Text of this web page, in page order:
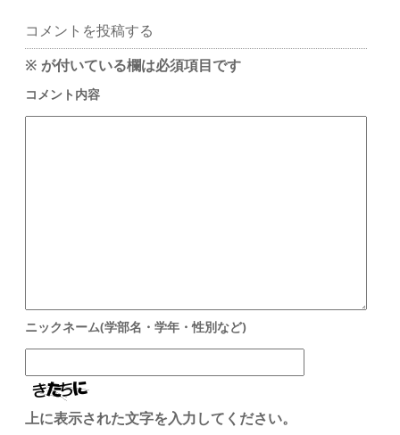
コメントを投稿する
※ が付いている欄は必須項目です
上に表示された文字を入力してください。